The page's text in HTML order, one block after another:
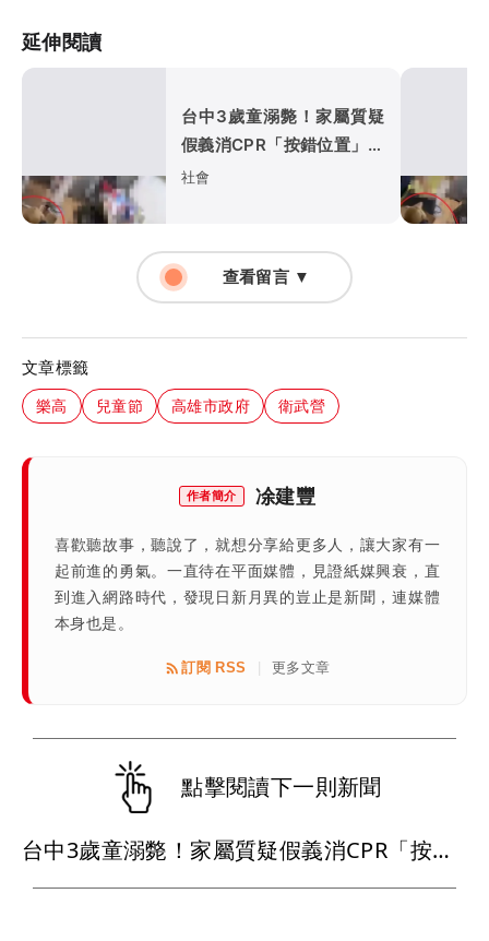
延伸閱讀
台中3歲童溺斃！家屬質疑
假義消CPR「按錯位置」
急診醫說話了
社會
查看留言 ▼
文章標籤
樂高 兒童節 高雄市政府 衛武營
作者簡介 凃建豐
喜歡聽故事，聽說了，就想分享給更多人，讓大家有一
起前進的勇氣。一直待在平面媒體，見證紙媒興衰，直
到進入網路時代，發現日新月異的豈止是新聞，連媒體
本身也是。
訂閱 RSS 更多文章
點擊閱讀下一則新聞
台中3歲童溺斃！家屬質疑假義消CPR「按錯位置」 急診醫說話了